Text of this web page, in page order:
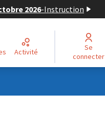
2026-Instruction
Activité
Se
connecter